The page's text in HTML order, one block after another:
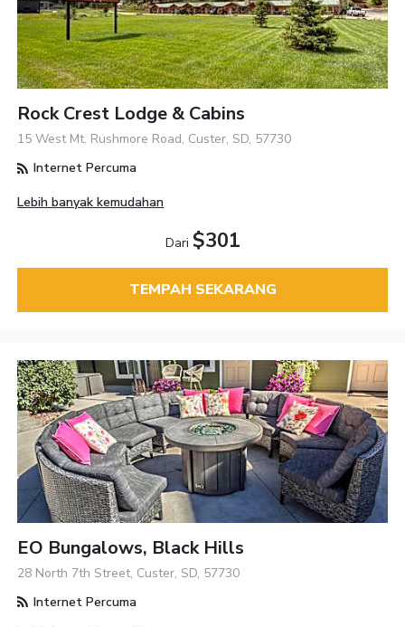
Rock Crest Lodge & Cabins
15 West Mt. Rushmore Road, Custer, SD, 57730
Internet Percuma
Lebih banyak kemudahan
Dari $301
TEMPAH SEKARANG
EO Bungalows, Black Hills
28 North 7th Street, Custer, SD, 57730
Internet Percuma